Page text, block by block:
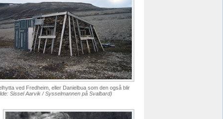
ved Fredheim, eller Danielbua som den også blir
Sissel Aarvik / Sysselmannen på Svalbard)